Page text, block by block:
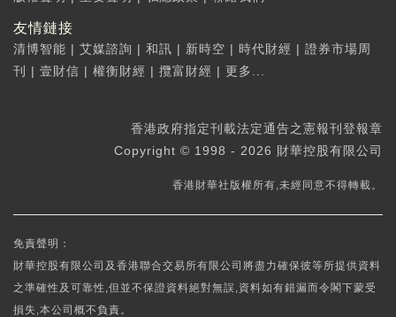
友情鏈接
清博智能 | 艾媒諮詢 | 和訊 | 新時空 | 時代財經 | 證券市場周
刊
| 壹財信 | 權衡財經 | 攬富財經 | 更多...
香港政府指定刊載法定通告之憲報刊登報章
Copyright © 1998 - 2026 財華控股有限公司
香港財華社版權所有,未經同意不得轉載。
免責聲明：
財華控股有限公司及香港聯合交易所有限公司將盡力確保彼等所提供資料
之準確性及可靠性,但並不保證資料絕對無誤,資料如有錯漏而令閣下蒙受
損失,本公司概不負責。